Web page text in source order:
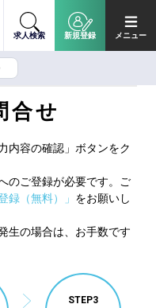
求人検索 新規登録 メニュー
合せ
内容の確認」ボタンをク
のご登録が必要です。ご
録（無料）」 をお願いし
生の場合は、お手数です
STEP3